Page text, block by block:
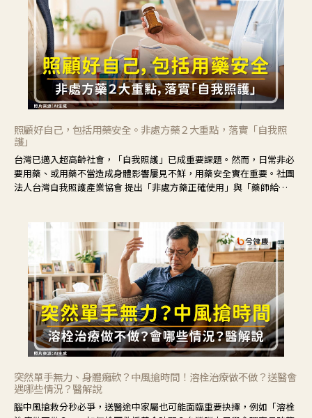
照顧好自己，包括用藥安全。非處方藥２大重點，落實「自我照
護」
台灣已邁入超高齡社會，「自我照護」已成重要課題。然而，日常非必
要用藥、或用藥不當造成身體影響屢見不鮮，用藥安全實在重要。社團
法人台灣自我照護產業協會 提出「非處方藥正確使用」與「藥師給
突然單手無力、身體癱軟？中風搶時間！溶栓治療做不做？送醫會
遇哪些情況？醫解說
腦中風搶救分秒必爭，送醫途中家屬也可能面臨重要抉擇，例如「溶栓